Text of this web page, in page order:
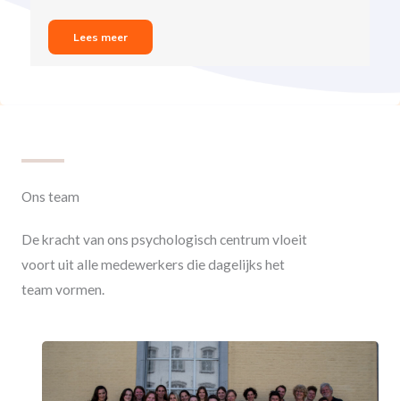
Lees meer
Ons team
De kracht van ons psychologisch centrum vloeit
voort uit alle medewerkers die dagelijks het
team vormen.